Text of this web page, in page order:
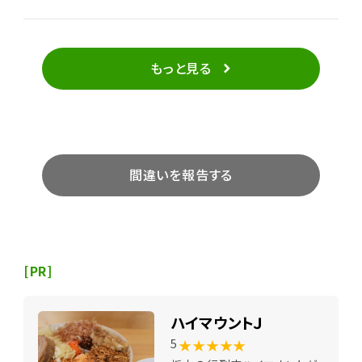
もっと見る
間違いを報告する
[PR]
ハイマウントＪ
5 ★★★★★